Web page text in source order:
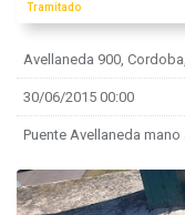
Tramitado
Avellaneda 900,
30/06/2015 00:00
Puente Avellaneda